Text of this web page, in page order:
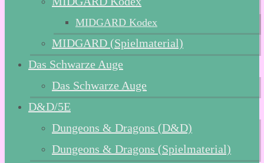
MIDGARD Kodex
MIDGARD (Spielmaterial)
Das Schwarze Auge
Das Schwarze Auge
D&D/5E
Dungeons & Dragons (D&D)
Dungeons & Dragons (Spielmaterial)